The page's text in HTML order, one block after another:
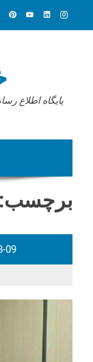
پایگاه اطلاع
برچسب:
09